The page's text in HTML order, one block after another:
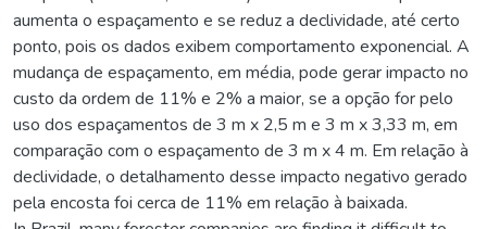
aumenta o espaçamento e se reduz a declividade, até certo
ponto, pois os dados exibem comportamento exponencial. A
mudança de espaçamento, em média, pode gerar impacto no
custo da ordem de 11% e 2% a maior, se a opção for pelo
uso dos espaçamentos de 3 m x 2,5 m e 3 m x 3,33 m, em
comparação com o espaçamento de 3 m x 4 m. Em relação à
declividade, o detalhamento desse impacto negativo gerado
pela encosta foi cerca de 11% em relação à baixada.